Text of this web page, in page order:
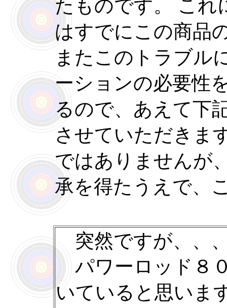
たものです。 これ
はすでにこの商品
またこのトラブル
ーションの必要性
るので、あえて下
させていただきま
ではありませんが
承を得たうえで、
突然ですが、、
パワーロッド８
いていると思いま